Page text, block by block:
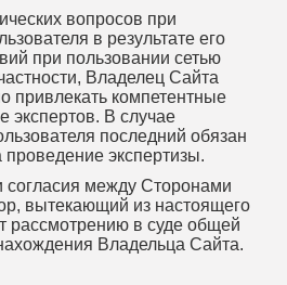
вопросов при
в результате его
при пользовании сетью
Владелец Сайта
привлекать компетентные
экспертов. В случае
последний обязан
проведение экспертизы.
согласия между Сторонами
вытекающий из настоящего
рассмотрению в суде общей
Владельца Сайта.